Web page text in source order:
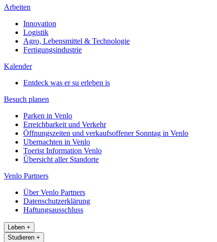
Arbeiten
Innovation
Logistik
Agro, Lebensmittel & Technologie
Fertigungsindustrie
Kalender
Entdeck was er su erleben is
Besuch planen
Parken in Venlo
Erreichbarkeit und Verkehr
Öffnungszeiten und verkaufsoffener Sonntag in Venlo
Ubernachten in Venlo
Toerist Information Venlo
Übersicht aller Standorte
Venlo Partners
Über Venlo Partners
Datenschutzerklärung
Haftungsausschluss
Leben +
Studieren +